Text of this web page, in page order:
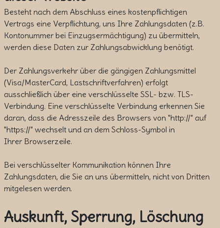
Besteht nach dem Abschluss eines kostenpflichtigen
Vertrags eine Verpflichtung, uns Ihre Zahlungsdaten (z.B.
Kontonummer bei Einzugsermächtigung) zu übermitteln,
werden diese Daten zur Zahlungsabwicklung benötigt.
Der Zahlungsverkehr über die gängigen Zahlungsmittel
(Visa/MasterCard, Lastschriftverfahren) erfolgt
ausschließlich über eine verschlüsselte SSL- bzw. TLS-
Verbindung. Eine verschlüsselte Verbindung erkennen Sie
daran, dass die Adresszeile des Browsers von "http://" auf
"https://" wechselt und an dem Schloss-Symbol in
Ihrer Browserzeile.
Bei verschlüsselter Kommunikation können Ihre
Zahlungsdaten, die Sie an uns übermitteln, nicht von Dritten
mitgelesen werden.
Auskunft, Sperrung, Löschung